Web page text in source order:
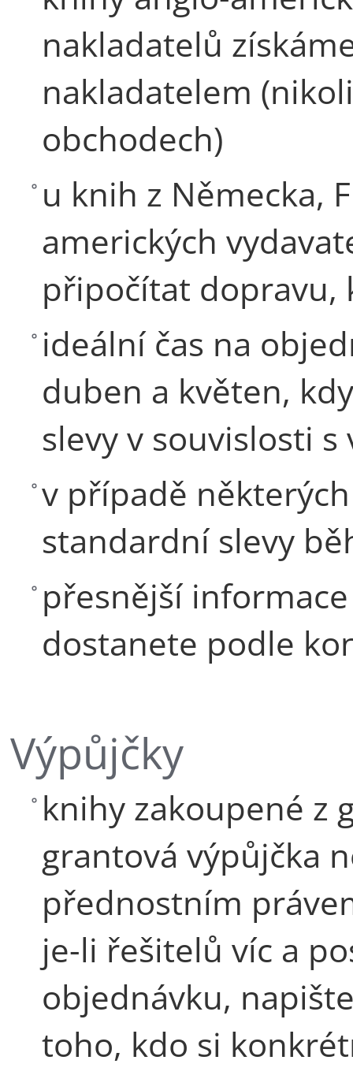
nakladatelů
nakladatelem
obchodech)
u knih z Německa,
amerických
připočítat dopravu,
ideální čas na
duben a květen,
slevy v souvislosti
v případě
standardní slevy
přesnější
dostanete podle
Výpůjčky
knihy zakoupené z
grantová výpůjčka
přednostním
je-li řešitelů víc a
objednávku,
toho, kdo si